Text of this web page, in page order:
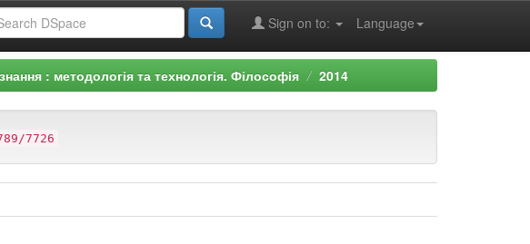
Language
Sign on to:
: методологія та технологія. Філософія 2014
7726